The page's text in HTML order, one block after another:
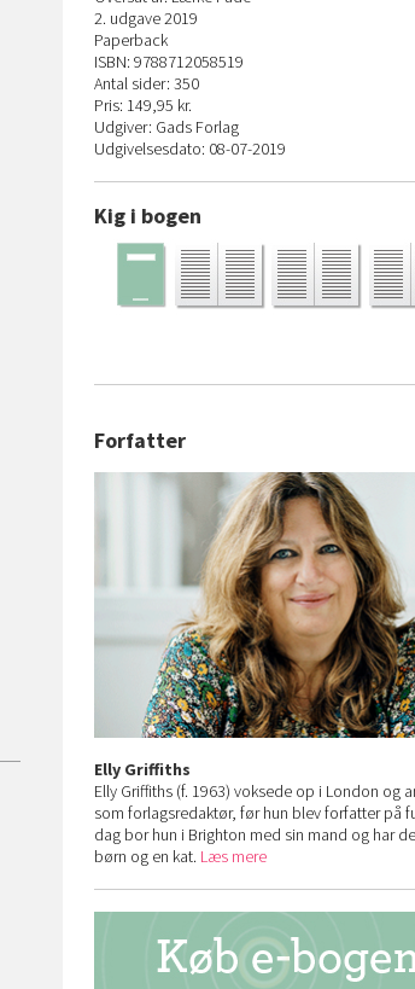
2. udgave 2019
Paperback
ISBN: 9788712058519
Antal sider: 350
Pris: 149,95 kr.
Udgiver: Gads Forlag
Udgivelsesdato: 08-07-2019
Kig i bogen
Forfatter
Elly Griffiths
Elly Griffiths (f. 1963) voksede op i London og
som forlagsredaktør, før hun blev forfatter på
dag bor hun i Brighton med sin mand og har
børn og en kat. Læs mere